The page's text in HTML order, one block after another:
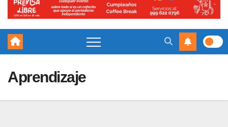
Aprendizaje